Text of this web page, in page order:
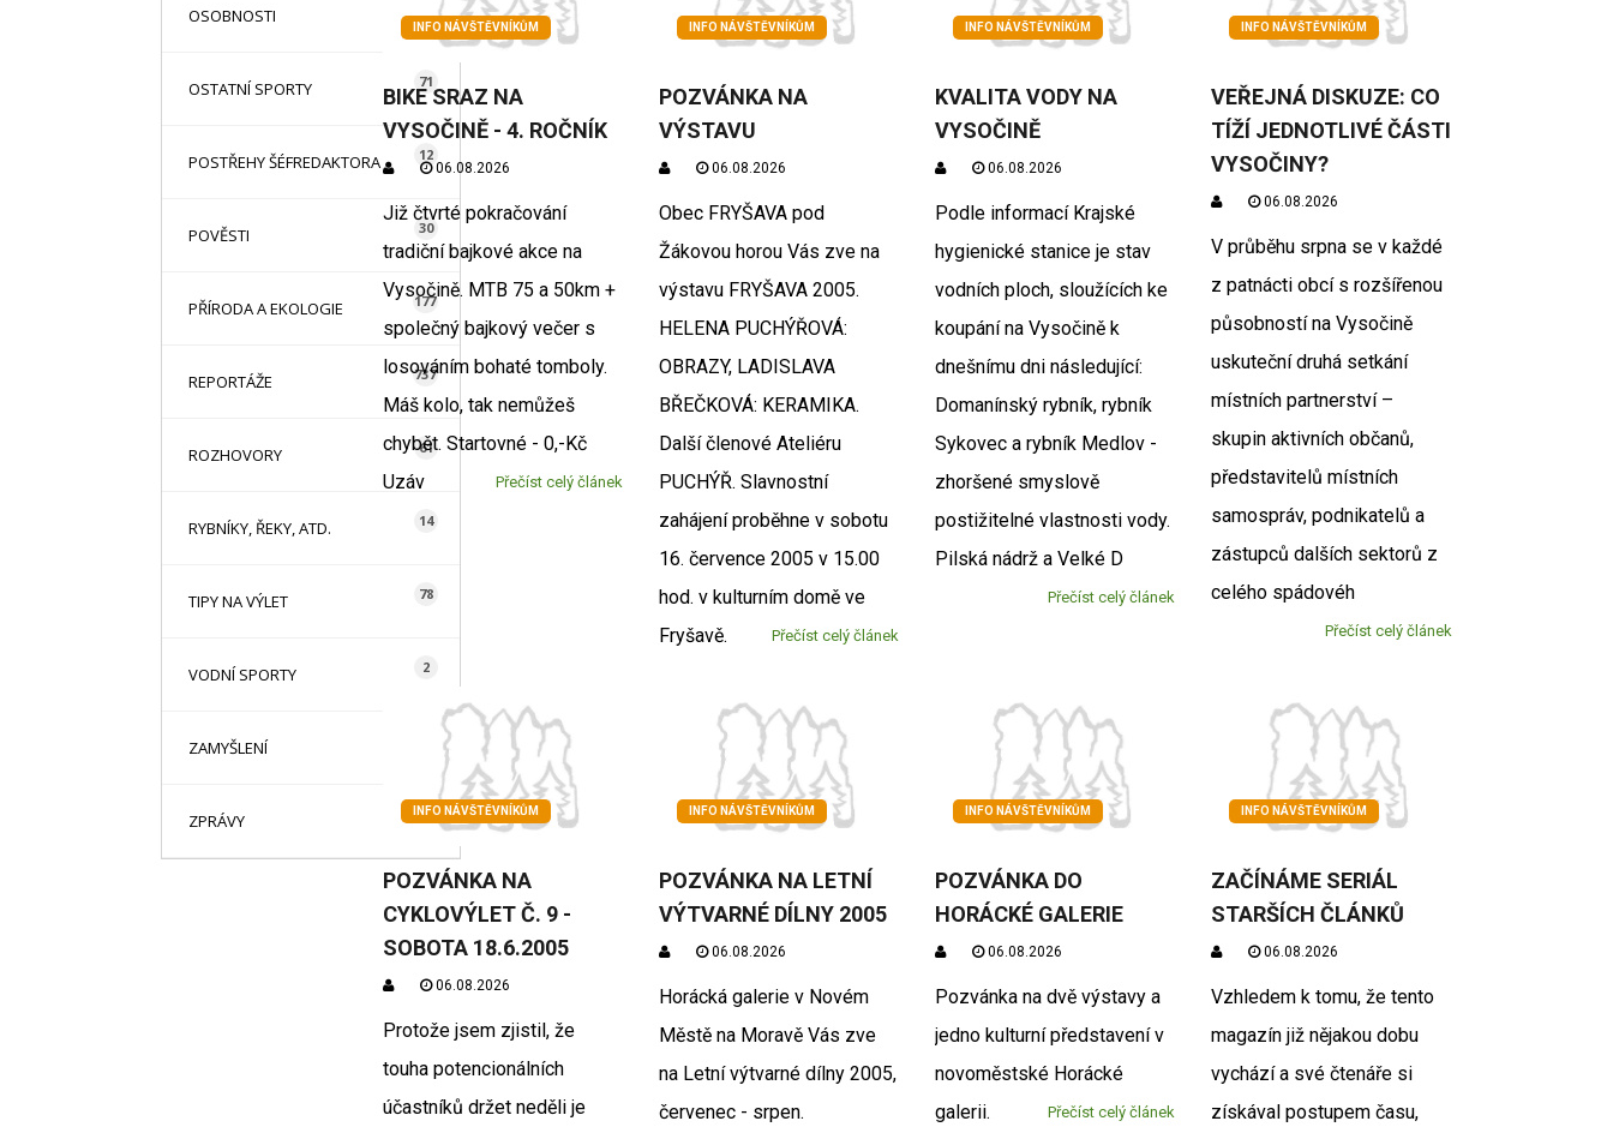
OSOBNOSTI
OSTATNÍ SPORTY 71
POSTŘEHY ŠÉFREDAKTORA 12
POVĚSTI 30
PŘÍRODA A EKOLOGIE 177
REPORTÁŽE 737
ROZHOVORY 61
RYBNÍKY, ŘEKY, ATD. 14
TIPY NA VÝLET 78
VODNÍ SPORTY 2
ZAMYŠLENÍ
ZPRÁVY 85
INFO NÁVŠTĚVNÍKŮM
BIKE SRAZ NA
VYSOČINĚ - 4. ROČNÍK
06.08.2026
Již čtvrté pokračování
tradiční bajkové akce na
Vysočině. MTB 75 a 50km +
společný bajkový večer s
losováním bohaté tomboly.
Máš kolo, tak nemůžeš
chybět. Startovné - 0,-Kč
Uzáv
Přečíst celý článek
INFO NÁVŠTĚVNÍKŮM
POZVÁNKA NA
VÝSTAVU
06.08.2026
Obec FRYŠAVA pod
Žákovou horou Vás zve na
výstavu FRYŠAVA 2005.
HELENA PUCHÝŘOVÁ:
OBRAZY, LADISLAVA
BŘEČKOVÁ: KERAMIKA.
Další členové Ateliéru
PUCHÝŘ. Slavnostní
zahájení proběhne v sobotu
16. července 2005 v 15.00
hod. v kulturním domě ve
Fryšavě.
Přečíst celý článek
INFO NÁVŠTĚVNÍKŮM
KVALITA VODY NA
VYSOČINĚ
06.08.2026
Podle informací Krajské
hygienické stanice je stav
vodních ploch, sloužících ke
koupání na Vysočině k
dnešnímu dni následující:
Domanínský rybník, rybník
Sykovec a rybník Medlov -
zhoršené smyslově
postižitelné vlastnosti vody.
Pilská nádrž a Velké D
Přečíst celý článek
INFO NÁVŠTĚVNÍKŮM
VEŘEJNÁ DISKUZE: CO
TÍŽÍ JEDNOTLIVÉ ČÁSTI
VYSOČINY?
06.08.2026
V průběhu srpna se v každé
z patnácti obcí s rozšířenou
působností na Vysočině
uskuteční druhá setkání
místních partnerství –
skupin aktivních občanů,
představitelů místních
samospráv, podnikatelů a
zástupců dalších sektorů z
celého spádovéh
Přečíst celý článek
INFO NÁVŠTĚVNÍKŮM
POZVÁNKA NA
CYKLOVÝLET Č. 9 -
SOBOTA 18.6.2005
06.08.2026
Protože jsem zjistil, že
touha potencionálních
účastníků držet neděli je
INFO NÁVŠTĚVNÍKŮM
POZVÁNKA NA LETNÍ
VÝTVARNÉ DÍLNY 2005
06.08.2026
Horácká galerie v Novém
Městě na Moravě Vás zve
na Letní výtvarné dílny 2005,
červenec - srpen.
INFO NÁVŠTĚVNÍKŮM
POZVÁNKA DO
HORÁCKÉ GALERIE
06.08.2026
Pozvánka na dvě výstavy a
jedno kulturní představení v
novoměstské Horácké
galerii.
Přečíst celý článek
INFO NÁVŠTĚVNÍKŮM
ZAČÍNÁME SERIÁL
STARŠÍCH ČLÁNKŮ
06.08.2026
Vzhledem k tomu, že tento
magazín již nějakou dobu
vychází a své čtenáře si
získával postupem času,